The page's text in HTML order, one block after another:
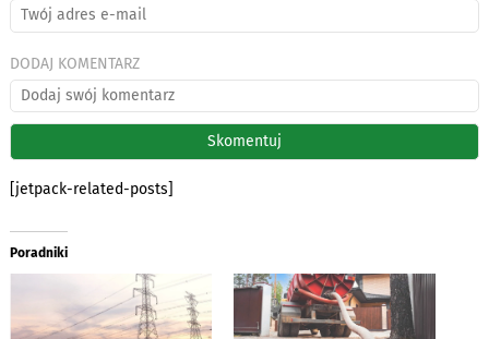
DODAJ KOMENTARZ
[jetpack-related-posts]
Poradniki